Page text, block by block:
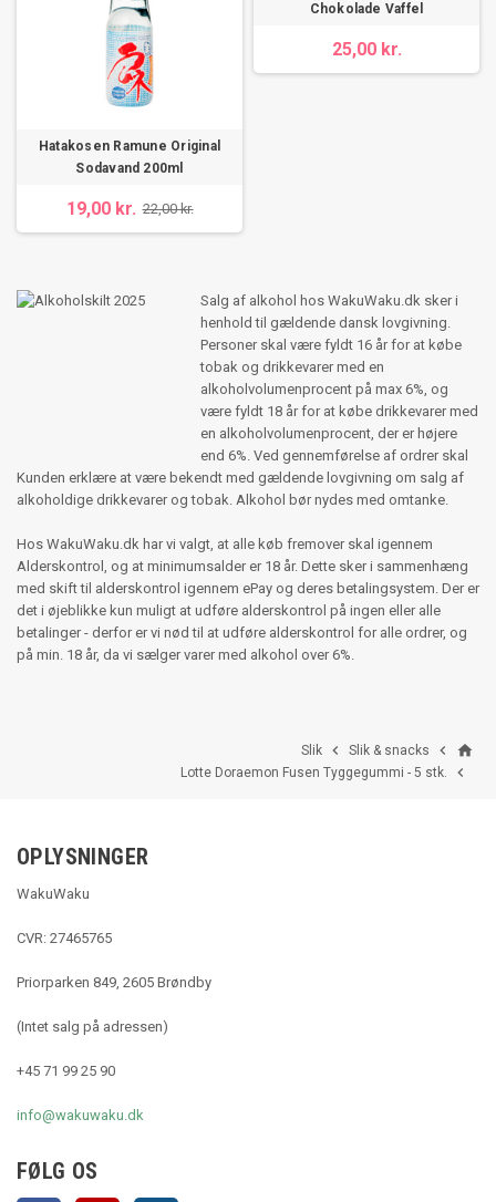
Hatakosen Ramune Original
Sodavand 200ml
19,00 kr. 22,00 kr.
Chokolade Vaffel
25,00 kr.
Salg af alkohol hos WakuWaku.dk sker i
henhold til gældende dansk lovgivning.
Personer skal være fyldt 16 år for at købe
tobak og drikkevarer med en
alkoholvolumenprocent på max 6%, og
være fyldt 18 år for at købe drikkevarer med
en alkoholvolumenprocent, der er højere
end 6%. Ved gennemførelse af ordrer skal
Kunden erklære at være bekendt med gældende lovgivning om salg af
alkoholdige drikkevarer og tobak. Alkohol bør nydes med omtanke.
Hos WakuWaku.dk har vi valgt, at alle køb fremover skal igennem
Alderskontrol, og at minimumsalder er 18 år. Dette sker i sammenhæng
med skift til alderskontrol igennem ePay og deres betalingsystem. Der er
det i øjeblikke kun muligt at udføre alderskontrol på ingen eller alle
betalinger - derfor er vi nød til at udføre alderskontrol for alle ordrer, og
på min. 18 år, da vi sælger varer med alkohol over 6%.
home

Slik & snacks

Slik

Lotte Doraemon Fusen Tyggegummi - 5 stk.
OPLYSNINGER
WakuWaku
CVR: 27465765
Priorparken 849, 2605 Brøndby
(Intet salg på adressen)
+45 71 99 25 90
info@wakuwaku.dk
FØLG OS